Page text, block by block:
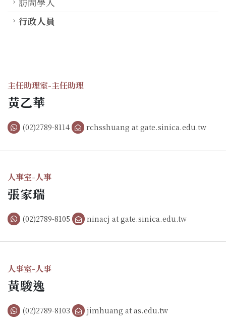
行政人員
主任助理室-主任助理
黃乙華
(02)2789-8114 rchsshuang at gate.sinica.edu.tw
人事室-人事
張家瑞
(02)2789-8105 ninacj at gate.sinica.edu.tw
人事室-人事
黃駿逸
(02)2789-8103 jimhuang at as.edu.tw